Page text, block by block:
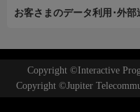
お客さまのデータ利用･外部
Copyright ©Interactive
Copyright ©Jupiter